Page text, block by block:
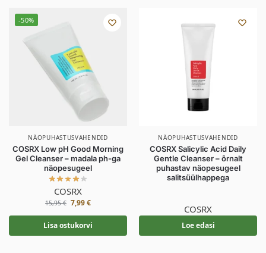
-50%
NÄOPUHASTUSVAHENDID
COSRX Low pH Good Morning
Gel Cleanser – madala ph-ga
näopesugeel
COSRX
15,95€ 7,99€
Lisa ostukorvi
NÄOPUHASTUSVAHENDID
COSRX Salicylic Acid Daily
Gentle Cleanser – õrnalt
puhastav näopesugeel
salitsüülhappega
COSRX
Loe edasi